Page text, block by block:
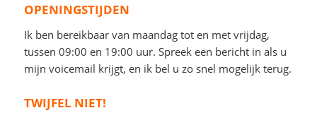
OPENINGSTIJDEN
Ik ben bereikbaar van maandag tot en met vrijdag,
tussen 09:00 en 19:00 uur. Spreek een bericht in als u
mijn voicemail krijgt, en ik bel u zo snel mogelijk terug.
TWIJFEL NIET!